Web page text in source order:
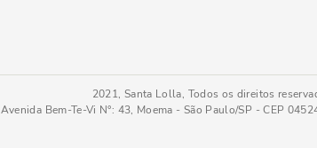
2021, Santa Lolla, Todos os direitos
Avenida Bem-Te-Vi N°: 43, Moema - São Paulo/SP - CEP